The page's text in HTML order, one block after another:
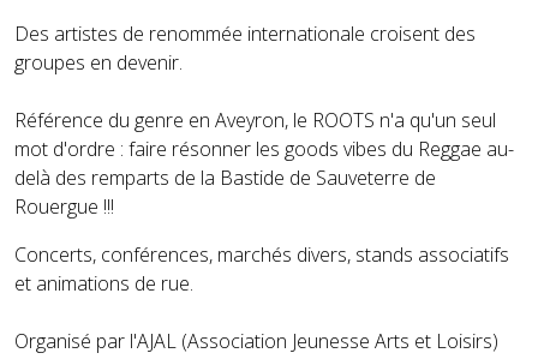
Des artistes de renommée internationale croisent des
groupes en devenir.
Référence du genre en Aveyron, le ROOTS n'a qu'un seul
mot d'ordre : faire résonner les goods vibes du Reggae au-
delà des remparts de la Bastide de Sauveterre de
Rouergue !!!
Concerts, conférences, marchés divers, stands associatifs
et animations de rue.
Organisé par l'AJAL (Association Jeunesse Arts et Loisirs)